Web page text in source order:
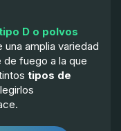
D o polvos
una amplia variedad
fuego a la que
tipos de